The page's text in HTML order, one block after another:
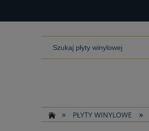
»
PŁYTY WINYLOWE »